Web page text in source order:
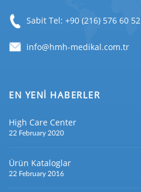
Sabit Tel: +90 (216) 576 60 52
EN YENİ HABERLER
High Care Center
22 February 2020
Ürün Kataloglar
22 February 2016